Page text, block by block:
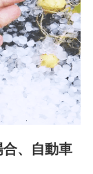
取得した個人
スをご提案す
）
うため
報
うため
くは委託を受
、自動車